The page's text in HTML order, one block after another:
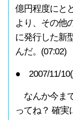
億円程度にと
より、その他
に発行した新
んだ。(07:02)
● 2007/11/10(
なんか今ま
ってね？ 確実